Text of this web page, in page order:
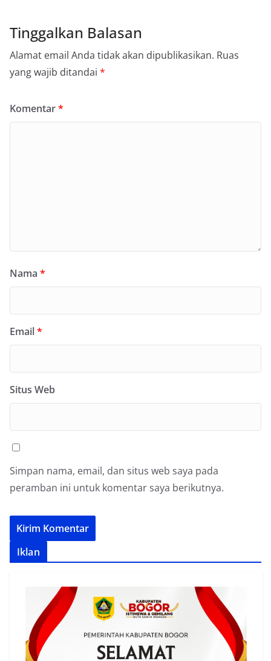
Tinggalkan Balasan
Alamat email Anda tidak akan dipublikasikan. Ruas
yang wajib ditandai *
Komentar*
Nama *
Email*
Situs Web
Simpan nama, email, dan situs web saya pada
peramban ini untuk komentar saya berikutnya.
Iklan